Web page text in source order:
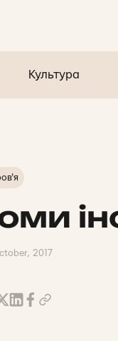
Культура
2017